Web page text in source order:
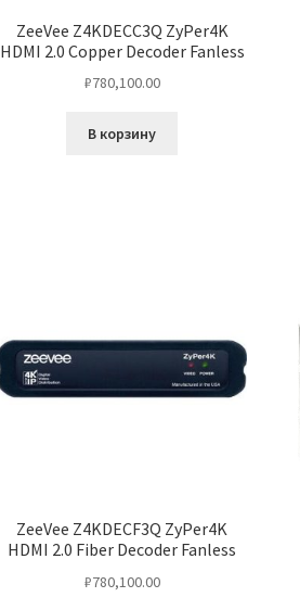
ZeeVee Z4KDECC3Q ZyPer4K
HDMI 2.0 Copper Decoder Fanless
₽780,100.00
В корзину
ZeeVee Z4KDECF3Q ZyPer4K
HDMI 2.0 Fiber Decoder Fanless
₽780,100.00